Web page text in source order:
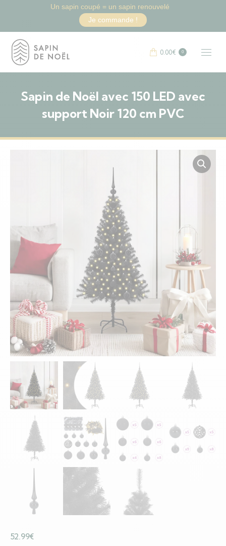
0.00€ 0
Sapin de Noël avec 150 LED avec
support Noir 120 cm PVC
52.99€
Un sapin coupé = un sapin renouvelé
Je commande !